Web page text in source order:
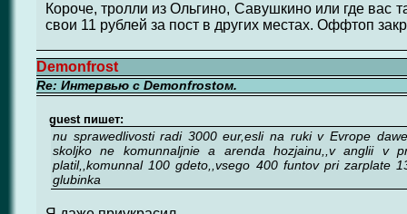
Короче, тролли из Ольгино, Савушкино или где вас
свои 11 рублей за пост в других местах. Оффтоп
Demonfrost
Re: Интервью с Demonfrostом.
guest пишет:
nu sprawedlivosti radi 3000 eur,esli na ruki v Evrope
skoljko ne komunnaljnie a arenda hozjainu,,v anglii v
platil,,komunnal 100 gdeto,,vsego 400 funtov pri zarplate
glubinka